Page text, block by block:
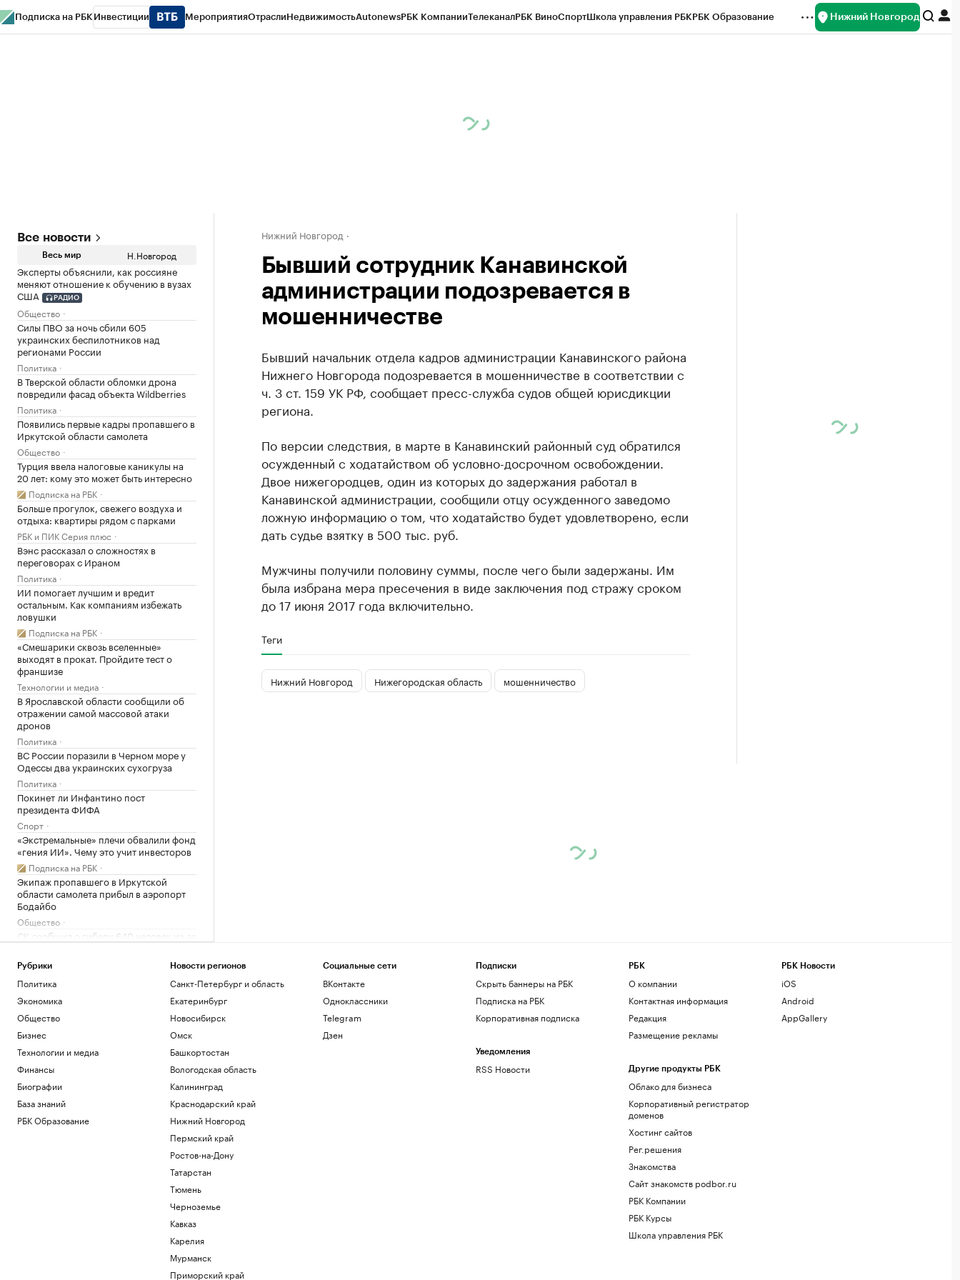
Подписка на РБК Инвестиции МероприятияОтраслиНедвижимостьAutonewsРБК КомпанииТелеканалРБК ВиноСпортШкола управления РБКРБК Образование Нижний Новгород
Все новости
Весь мир Н.Новгород
Эксперты объяснили, как россияне
меняют отношение к обучению в вузах
США
РАДИО
Общество
Силы ПВО за ночь сбили 605
украинских беспилотников над
регионами России
Политика
В Тверской области обломки дрона
повредили фасад объекта Wildberries
Политика
Появились первые кадры пропавшего в
Иркутской области самолета
Общество
Турция ввела налоговые каникулы на
20 лет: кому это может быть интересно
Подписка на РБК
Больше прогулок, свежего воздуха и
отдыха: квартиры рядом с парками
РБК и ПИК Серия плюс
Вэнс рассказал о сложностях в
переговорах с Ираном
Политика
ИИ помогает лучшим и вредит
остальным. Как компаниям избежать
ловушки
Подписка на РБК
«Смешарики сквозь вселенные»
выходят в прокат. Пройдите тест о
франшизе
Технологии и медиа
В Ярославской области сообщили об
отражении самой массовой атаки
дронов
Политика
ВС России поразили в Черном море у
Одессы два украинских сухогруза
Политика
Покинет ли Инфантино пост
президента ФИФА
Спорт
«Экстремальные» плечи обвалили фонд
«гения ИИ». Чему это учит инвесторов
Подписка на РБК
Экипаж пропавшего в Иркутской
области самолета прибыл в аэропорт
Бодайбо
Общество
СК сообщил о гибели 640 человек из-за
вторжения ВСУ в Курскую область
Политика
как это исправить: 7 лайфхаков
Образование
Мосбиржа запланировала запуск
собственного депозитария для
криптовалюты
Инвестиции
Мосбиржа готовится запустить
депозитарий для криптовалюты. Что
это значит
DeepSeek сообщил о «значительном»
увеличении цен на свои ИИ-услуги
Как Ходынка стала новым центром
Нижний Новгород
Бывший сотрудник Канавинской
администрации подозревается в
мошенничестве
Бывший начальник отдела кадров администрации Канавинского района
Нижнего Новгорода подозревается в мошенничестве в соответствии с
ч. 3 ст. 159 УК РФ, сообщает пресс-служба судов общей юрисдикции
региона.
По версии следствия, в марте в Канавинский районный суд обратился
осужденный с ходатайством об условно-досрочном освобождении.
Двое нижегородцев, один из которых до задержания работал в
Канавинской администрации, сообщили отцу осужденного заведомо
ложную информацию о том, что ходатайство будет удовлетворено, если
дать судье взятку в 500 тыс. руб.
Мужчины получили половину суммы, после чего были задержаны. Им
была избрана мера пресечения в виде заключения под стражу сроком
до 17 июня 2017 года включительно.
Теги
Нижний Новгород Нижегородская область мошенничество
Рубрики
Политика
Экономика
Общество
Бизнес
Технологии и медиа
Финансы
Биографии
База знаний
РБК Образование
Новости регионов
Санкт-Петербург и область
Екатеринбург
Новосибирск
Омск
Башкортостан
Вологодская область
Калининград
Краснодарский край
Нижний Новгород
Пермский край
Ростов-на-Дону
Татарстан
Тюмень
Черноземье
Кавказ
Карелия
Мурманск
Приморский край
Социальные сети
ВКонтакте
Одноклассники
Telegram
Дзен
Подписки
Скрыть баннеры на РБК
Подписка на РБК
Корпоративная подписка
Уведомления
RSS Новости
РБК
О компании
Контактная информация
Редакция
Размещение рекламы
Другие продукты РБК
Облако для бизнеса
Корпоративный регистратор
доменов
Хостинг сайтов
Рег.решения
Знакомства
Сайт знакомств podbor.ru
РБК Компании
РБК Курсы
Школа управления РБК
РБК Новости
iOS
Android
AppGallery